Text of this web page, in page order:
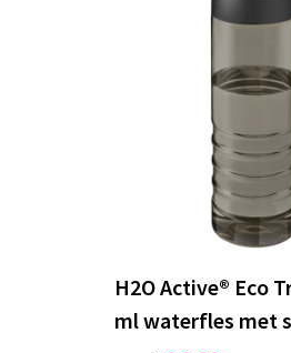
H2O Active® Eco
ml waterfles met